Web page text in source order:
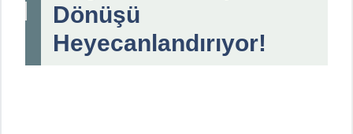
Dönüşü
Heyecanlandırıyor!